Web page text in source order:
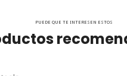
PUEDE QUE TE INTERESEN ESTOS